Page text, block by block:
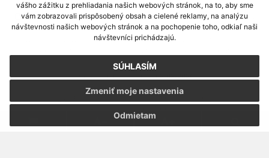
vášho zážitku z prehliadania našich webových stránok, na to, aby sme
vám zobrazovali prispôsobený obsah a cielené reklamy, na analýzu
návštevnosti našich webových stránok a na pochopenie toho, odkiaľ naši
návštevníci prichádzajú.
SÚHLASÍM
Odmietam
Zmeniť moje nastavenia
využite možnosť získavania aktuálnych informácií s využitím RSS
CMS systém (redakčný) systém ECHELON 2,Mapa stránok,web portál
webex.digital, s.r.o.,domény,registrácia domény
Posledná aktualizácia:02.08.2026
Vytlačiť stránku|Vyhlásenie o prístupnosti